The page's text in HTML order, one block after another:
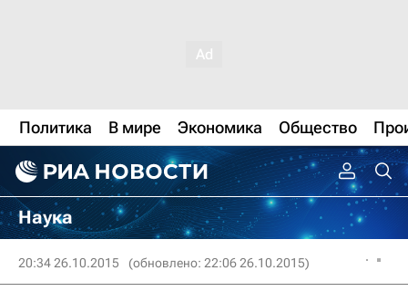
Политика В мире Экономика Общество
Наука
20:34 26.10.2015 (обновлено: 22:06 26.10.2015)